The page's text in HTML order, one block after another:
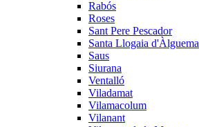
Rabós
Roses
Sant Pere Pescador
Santa Llogaia d'Àlguema
Saus
Siurana
Ventalló
Viladamat
Vilamacolum
Vilanant